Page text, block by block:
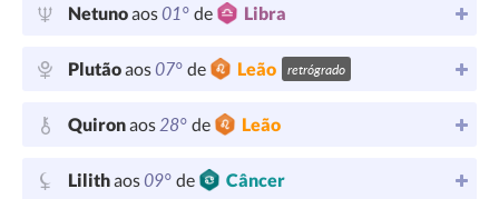
Netunoaos01° de Libra
Plutãoaos07° de Leão retrógrado
Quironaos28° de Leão
Lilithaos09° de Câncer